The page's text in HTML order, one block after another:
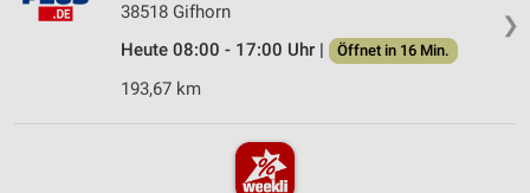
❯
38518 Gifhorn
Heute 08:00 - 17:00 Uhr |
Öffnet in 16 Min.
193,67 km